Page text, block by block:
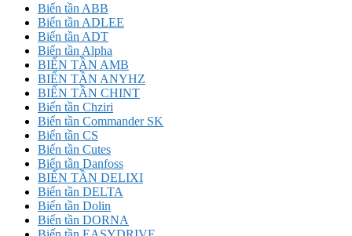
Biến tần ABB
Biến tần ADLEE
Biến tần ADT
Biến tần Alpha
BIẾN TẦN AMB
BIẾN TẦN ANYHZ
BIẾN TẦN CHINT
Biến tần Chziri
Biến tần Commander SK
Biến tần CS
Biến tần Cutes
Biến tần Danfoss
BIẾN TẦN DELIXI
Biến tần DELTA
Biến tần Dolin
Biến tần DORNA